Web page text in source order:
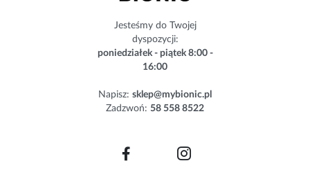
Jesteśmy do Twojej
dyspozycji:
poniedziałek - piątek 8:00 -
16:00
Napisz: sklep@mybionic.pl
Zadzwoń: 58 558 8522